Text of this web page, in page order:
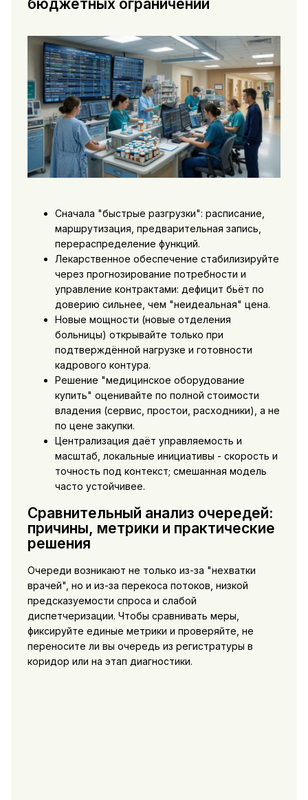
бюджетных ограничений
Сначала "быстрые разгрузки": расписание,
маршрутизация, предварительная запись,
перераспределение функций.
Лекарственное обеспечение стабилизируйте
через прогнозирование потребности и
управление контрактами: дефицит бьёт по
доверию сильнее, чем "неидеальная" цена.
Новые мощности (новые отделения
больницы) открывайте только при
подтверждённой нагрузке и готовности
кадрового контура.
Решение "медицинское оборудование
купить" оценивайте по полной стоимости
владения (сервис, простои, расходники), а не
по цене закупки.
Централизация даёт управляемость и
масштаб, локальные инициативы - скорость и
точность под контекст; смешанная модель
часто устойчивее.
Сравнительный анализ очередей:
причины, метрики и практические
решения
Очереди возникают не только из-за "нехватки
врачей", но и из-за перекоса потоков, низкой
предсказуемости спроса и слабой
диспетчеризации. Чтобы сравнивать меры,
фиксируйте единые метрики и проверяйте, не
переносите ли вы очередь из регистратуры в
коридор или на этап диагностики.